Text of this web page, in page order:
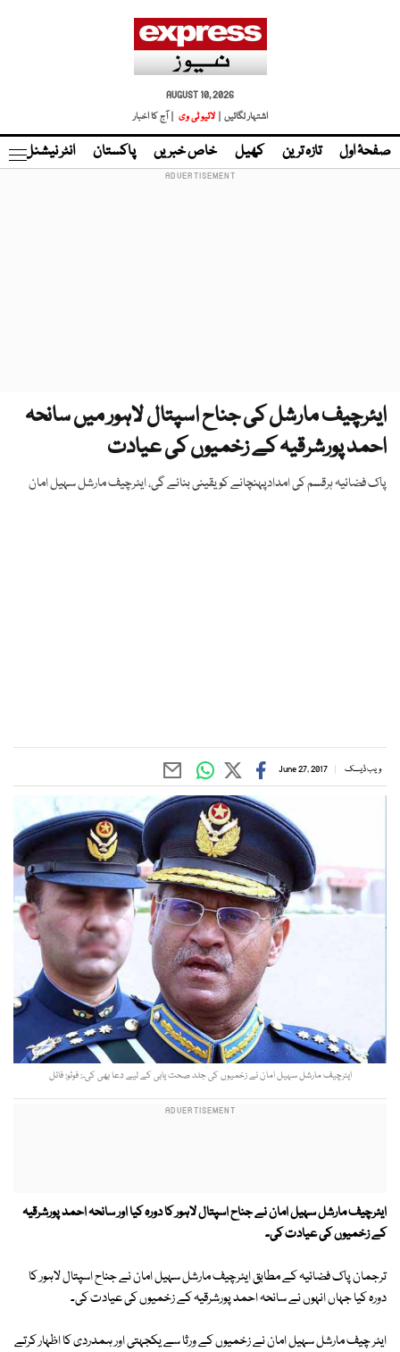
AUGUST 10, 2026
اشتہار لگائیں |
لائیو ٹی وی | آج کا اخبار
صفحۂ اول تازہ ترین کھیل خاص خبریں پاکستان انٹر نیشنل
ایئرچیف مارشل کی جناح اسپتال لاہور میں سانحہ
احمد پورشرقیہ کے زخمیوں کی عیادت
پاک فضائیہ ہرقسم کی امدادپہنچانے کو یقینی بنائے گی، ایئرچیف مارشل سہیل امان
ویب ڈیسک June 27, 2017
ایئرچیف مارشل سہیل امان نے زخمیوں کی جلد صحت یابی کے لیے دعا بھی کی۔: فوٹو: فائل
ایئرچیف مارشل سہیل امان نے جناح اسپتال لاہور کا دورہ کیا اور سانحہ احمد پورشرقیہ
کے زخمیوں کی عیادت کی۔
ترجمان پاک فضائیہ کے مطابق ایئرچیف مارشل سہیل امان نے جناح اسپتال لاہور کا
دورہ کیا جہاں انہوں نے سانحہ احمد پورشرقیہ کے زخمیوں کی عیادت کی۔
ایئر چیف مارشل سہیل امان نے زخمیوں کے ورثا سے یکجہتی اور ہمدردی کا اظہار کرتے